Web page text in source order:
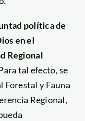
política de
en el
Regional
tal efecto, se
Forestal y Fauna
Regional,